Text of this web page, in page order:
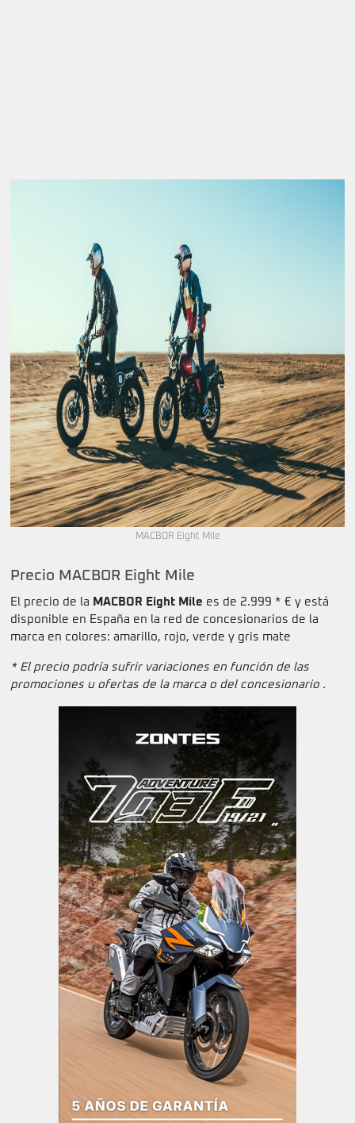
MACBOR Eight Mile
Precio MACBOR Eight Mile
El precio de la MACBOR Eight Mile es de 2.999 * € y está
disponible en España en la red de concesionarios de la
marca en colores: amarillo, rojo, verde y gris mate
* El precio podría sufrir variaciones en función de las
promociones u ofertas de la marca o del concesionario .